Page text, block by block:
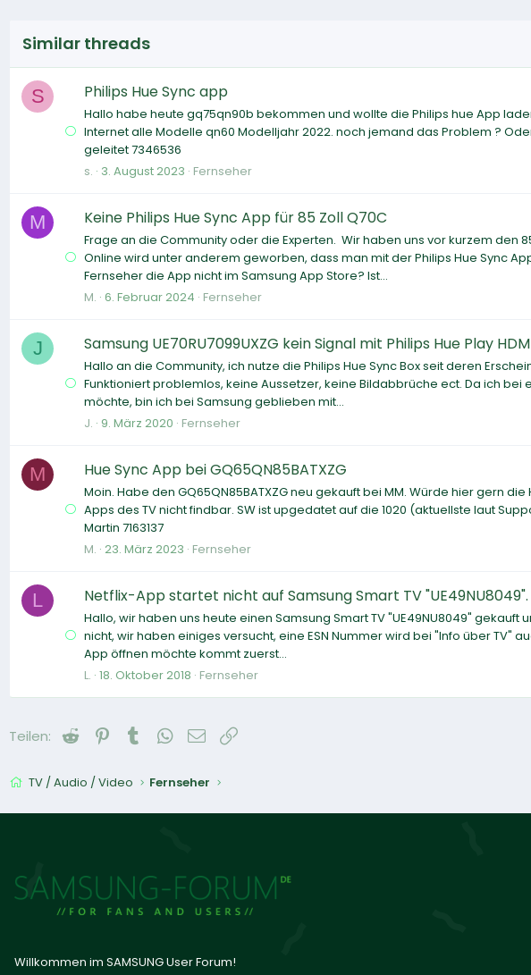
Similar threads
S Philips Hue Sync app
Hallo habe heute gq75qn90b bekommen und wollte die Philips hue App
Internet alle Modelle qn60 Modelljahr 2022. noch jemand das Problem ?
geleitet 7346536
s. 3. August 2023 Fernseher
M Keine Philips Hue Sync App für 85 Zoll Q70C
Frage an die Community oder die Experten. Wir haben uns vor kurzem den
Online wird unter anderem geworben, dass man mit der Philips Hue Sync
Fernseher die App nicht im Samsung App Store? Ist...
M. 6. Februar 2024 Fernseher
J Samsung UE70RU7099UXZG kein Signal mit Philips Hue Play
Hallo an die Community, ich nutze die Philips Hue Sync Box seit deren
Funktioniert problemlos, keine Aussetzer, keine Bildabbrüche ect. Da ich bei
möchte, bin ich bei Samsung geblieben mit...
J. 9. März 2020 Fernseher
M Hue Sync App bei GQ65QN85BATXZG
Moin. Habe den GQ65QN85BATXZG neu gekauft bei MM. Würde hier gern
Apps des TV nicht findbar. SW ist upgedatet auf die 1020 (aktuellste laut
Martin 7163137
M. 23. März 2023 Fernseher
L Netflix-App startet nicht auf Samsung Smart TV "UE49NU8049".
Hallo, wir haben uns heute einen Samsung Smart TV "UE49NU8049"
nicht, wir haben einiges versucht, eine ESN Nummer wird bei "Info über TV"
App öffnen möchte kommt zuerst...
L. 18. Oktober 2018 Fernseher
Teilen: Reddit PinterestTumblrWhatsApp
E-Mail
TV / Audio / Video Fernseher
Willkommen im SAMSUNG User Forum!